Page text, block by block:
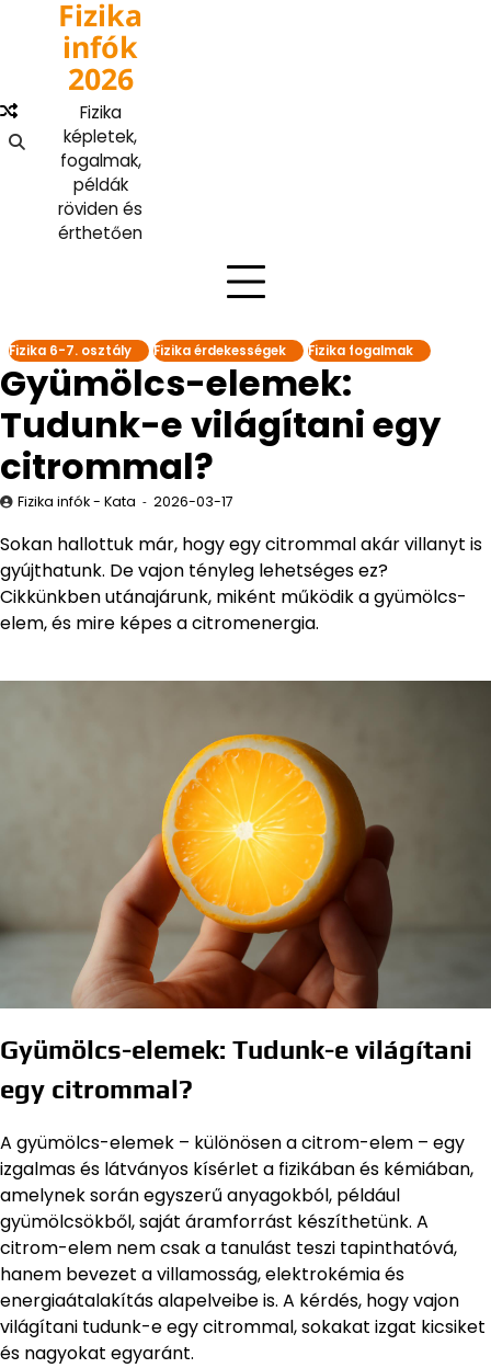
content
Fizika
infók
2026
Fizika
képletek,
fogalmak,
példák
röviden és
érthetően
Fizika 6-7. osztály Fizika érdekességek Fizika fogalmak
Gyümölcs-elemek:
Tudunk-e világítani egy
citrommal?
Fizika infók - Kata 2026-03-17
Sokan hallottuk már, hogy egy citrommal akár villanyt is
gyújthatunk. De vajon tényleg lehetséges ez?
Cikkünkben utánajárunk, miként működik a gyümölcs-
elem, és mire képes a citromenergia.
Gyümölcs-elemek: Tudunk-e világítani
egy citrommal?
A gyümölcs-elemek – különösen a citrom-elem – egy
izgalmas és látványos kísérlet a fizikában és kémiában,
amelynek során egyszerű anyagokból, például
gyümölcsökből, saját áramforrást készíthetünk. A
citrom-elem nem csak a tanulást teszi tapinthatóvá,
hanem bevezet a villamosság, elektrokémia és
energiaátalakítás alapelveibe is. A kérdés, hogy vajon
világítani tudunk-e egy citrommal, sokakat izgat kicsiket
és nagyokat egyaránt.